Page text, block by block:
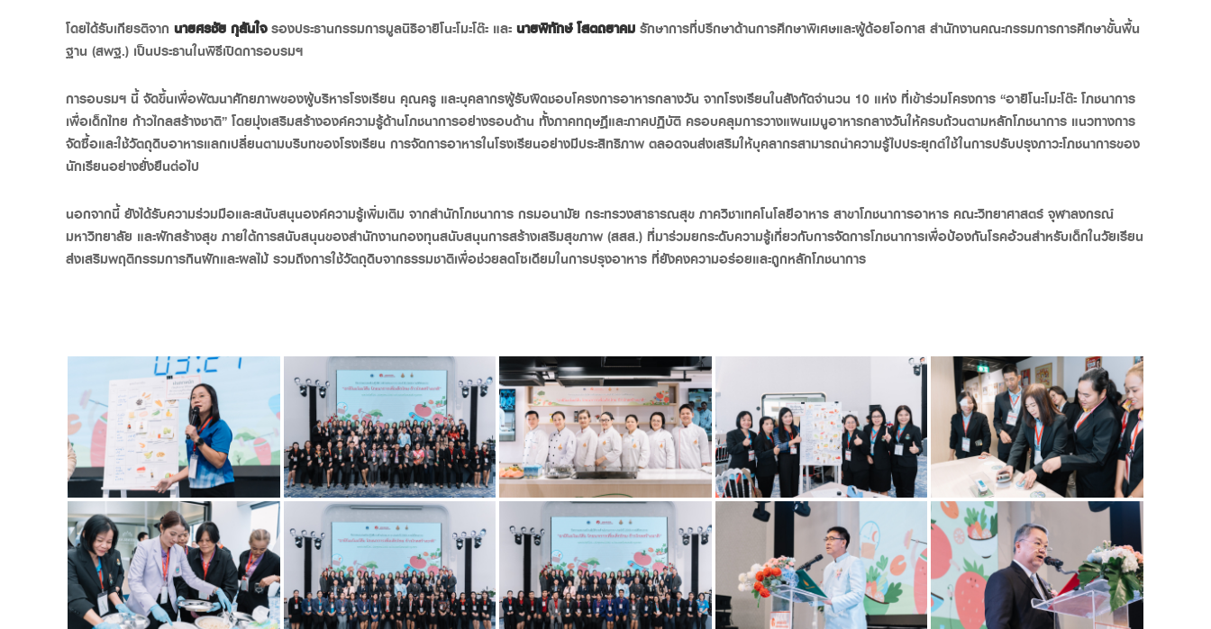
โดยได้รับเกียรติจาก นายศรชัย กุสันใจรองประธานกรรมการมูลนิธิอายิโนะโมะโต๊ะ และ นายพิทักษ์ โสตถยาคม รักษาการที่ปรึกษาด้านการศึกษาพิเศษและผู้ด้อยโอกาส สำนักงานคณะกรรมการการศึกษาขั้นพื้น
ฐาน (สพฐ.) เป็นประธานในพิธีเปิดการอบรมฯ
การอบรมฯ นี้ จัดขึ้นเพื่อพัฒนาศักยภาพของผู้บริหารโรงเรียน คุณครู และบุคลากรผู้รับผิดชอบโครงการอาหารกลางวัน จากโรงเรียนในสังกัดจำนวน 10 แห่ง ที่เข้าร่วมโครงการ “อายิโนะโมะโต๊ะ โภชนาการ
เพื่อเด็กไทย ก้าวไกลสร้างชาติ” โดยมุ่งเสริมสร้างองค์ความรู้ด้านโภชนาการอย่างรอบด้าน ทั้งภาคทฤษฎีและภาคปฏิบัติ ครอบคลุมการวางแผนเมนูอาหารกลางวันให้ครบถ้วนตามหลักโภชนาการ แนวทางการ
จัดซื้อและใช้วัตถุดิบอาหารแลกเปลี่ยนตามบริบทของโรงเรียน การจัดการอาหารในโรงเรียนอย่างมีประสิทธิภาพ ตลอดจนส่งเสริมให้บุคลากรสามารถนำความรู้ไปประยุกต์ใช้ในการปรับปรุงภาวะโภชนาการของ
นักเรียนอย่างยั่งยืนต่อไป
นอกจากนี้ ยังได้รับความร่วมมือและสนับสนุนองค์ความรู้เพิ่มเติม จากสำนักโภชนาการ กรมอนามัย กระทรวงสาธารณสุข ภาควิชาเทคโนโลยีอาหาร สาขาโภชนาการอาหาร คณะวิทยาศาสตร์ จุฬาลงกรณ์
มหาวิทยาลัย และผักสร้างสุข ภายใต้การสนับสนุนของสำนักงานกองทุนสนับสนุนการสร้างเสริมสุขภาพ (สสส.) ที่มาร่วมยกระดับความรู้เกี่ยวกับการจัดการโภชนาการเพื่อป้องกันโรคอ้วนสำหรับเด็กในวัยเรียน
ส่งเสริมพฤติกรรมการกินผักและผลไม้ รวมถึงการใช้วัตถุดิบจากธรรมชาติเพื่อช่วยลดโซเดียมในการปรุงอาหาร ที่ยังคงความอร่อยและถูกหลักโภชนาการ